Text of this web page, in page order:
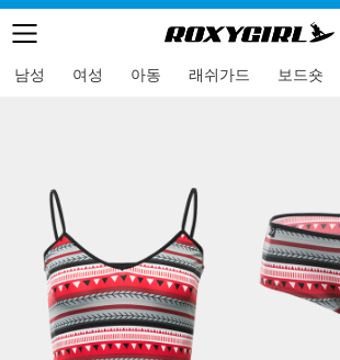
메뉴
로고
남성 여성 아동 래쉬가드 보드숏